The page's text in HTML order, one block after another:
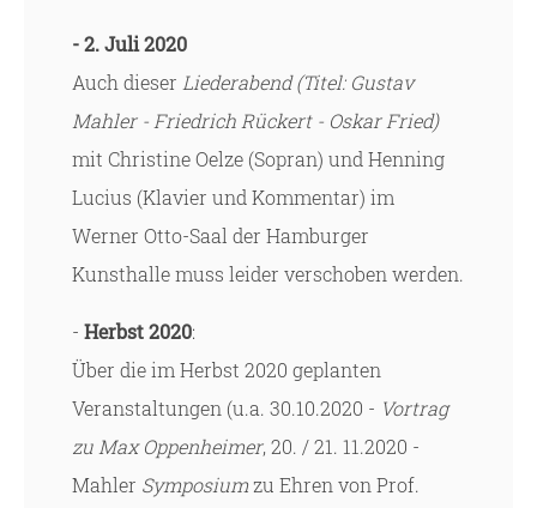
- 2. Juli 2020
Auch dieser Liederabend (Titel: Gustav
Mahler - Friedrich Rückert - Oskar Fried)
mit Christine Oelze (Sopran) und Henning
Lucius (Klavier und Kommentar) im
Werner Otto-Saal der Hamburger
Kunsthalle muss leider verschoben werden.
- Herbst 2020:
Über die im Herbst 2020 geplanten
Veranstaltungen (u.a. 30.10.2020 - Vortrag
zu Max Oppenheimer, 20. / 21. 11.2020 -
Mahler Symposiumzu Ehren von Prof.